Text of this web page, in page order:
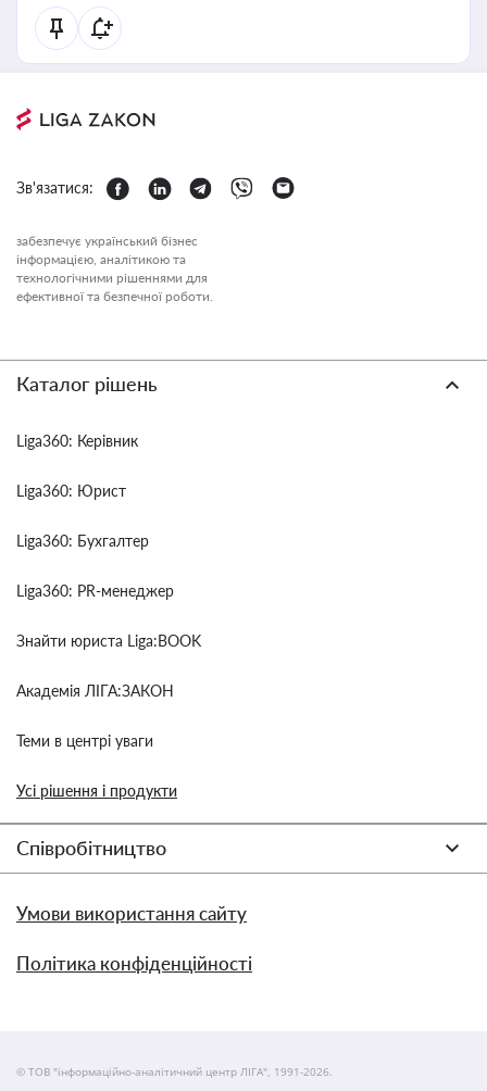
Зв'язатися:
забезпечує український бізнес
інформацією, аналітикою та
технологічними рішеннями для
ефективної та безпечної роботи.
Каталог рішень
Liga360: Керівник
Liga360: Юрист
Liga360: Бухгалтер
Liga360: PR-менеджер
Знайти юриста Liga:BOOK
Академія ЛІГА:ЗАКОН
Теми в центрі уваги
Усі рішення і продукти
Співробітництво
Умови використання сайту
Політика конфіденційності
© ТОВ "інформаційно-аналітичний центр ЛІГА", 1991-2026.